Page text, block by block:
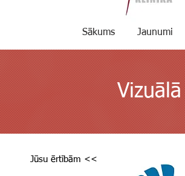
Sākums Jaunumi
Jūsu ērtībām <<